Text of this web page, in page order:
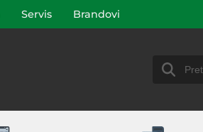
Servis Brandovi